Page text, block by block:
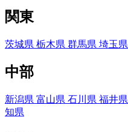
関東
茨城県 栃木県 群馬県 埼玉県
中部
新潟県 富山県 石川県 福井県
知県